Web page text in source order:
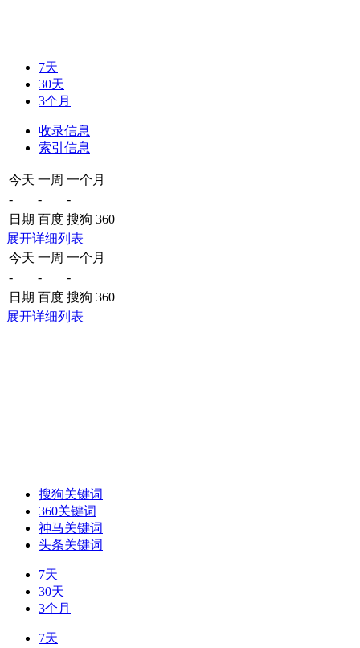
7天
30天
3个月
收录信息
索引信息
今天 一周 一个月
-
-
-
日期 百度 搜狗 360
展开详细列表
今天 一周 一个月
-
-
-
日期 百度 搜狗 360
展开详细列表
搜狗关键词
360关键词
神马关键词
头条关键词
7天
30天
3个月
7天